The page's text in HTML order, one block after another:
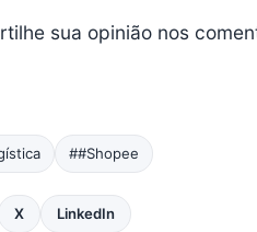
sua opinião nos
##Shopee
X LinkedIn